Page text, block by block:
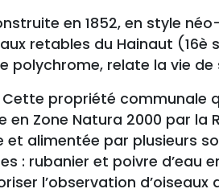
Construite en 1852, en style
retables du Hainaut (16è
polychrome, relate la vie de
Cette propriété
en Zone Natura 2000 par
et alimentée par plusieurs
: rubanier et poivre d’eau
l’observation